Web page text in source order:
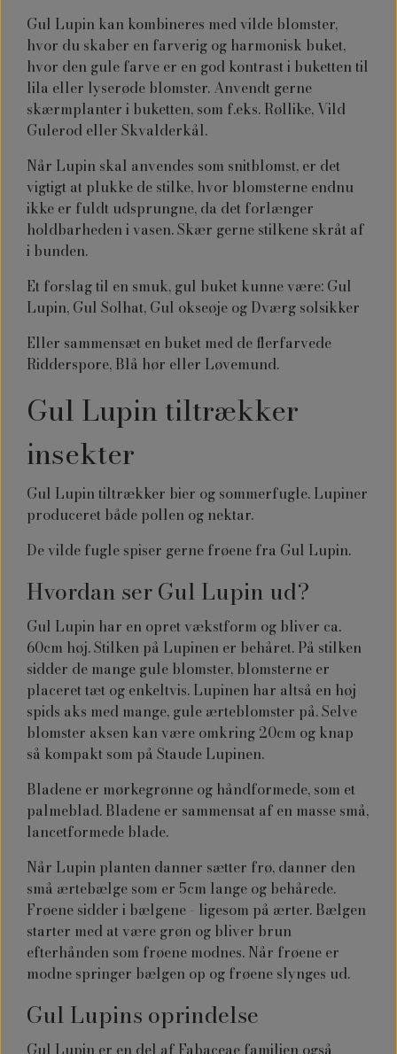
Gul Lupin kan kombineres med vilde blomster,
hvor du skaber en farverig og harmonisk buket,
hvor den gule farve er en god kontrast i buketten til
lila eller lyserøde blomster. Anvendt gerne
skærmplanter i buketten, som f.eks. Røllike, Vild
Gulerod eller Skvalderkål.
Når Lupin skal anvendes som snitblomst, er det
vigtigt at plukke de stilke, hvor blomsterne endnu
ikke er fuldt udsprungne, da det forlænger
holdbarheden i vasen. Skær gerne stilkene skråt af
i bunden.
Et forslag til en smuk, gul buket kunne være: Gul
Lupin, Gul Solhat, Gul okseøje og Dværg solsikker
Eller sammensæt en buket med de flerfarvede
Ridderspore, Blå hør eller Løvemund.
Gul Lupin tiltrækker
insekter
Gul Lupin tiltrækker bier og sommerfugle. Lupiner
produceret både pollen og nektar.
De vilde fugle spiser gerne frøene fra Gul Lupin.
Hvordan ser Gul Lupin ud?
Gul Lupin har en opret vækstform og bliver ca.
60cm høj. Stilken på Lupinen er behåret. På stilken
sidder de mange gule blomster, blomsterne er
placeret tæt og enkeltvis. Lupinen har altså en høj
spids aks med mange, gule ærteblomster på. Selve
blomster aksen kan være omkring 20cm og knap
så kompakt som på Staude Lupinen.
Bladene er mørkegrønne og håndformede, som et
palmeblad. Bladene er sammensat af en masse små,
lancetformede blade.
Når Lupin planten danner sætter frø, danner den
små ærtebælge som er 5cm lange og behårede.
Frøene sidder i bælgene - ligesom på ærter. Bælgen
starter med at være grøn og bliver brun
efterhånden som frøene modnes. Når frøene er
modne springer bælgen op og frøene slynges ud.
Gul Lupins oprindelse
Gul Lupin er en del af Fabaceae familien også